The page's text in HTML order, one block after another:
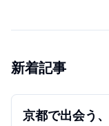
新着記事
京都で出会う